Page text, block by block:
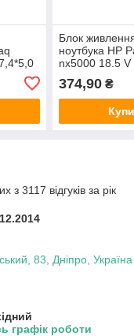
Блок
ноутбука HP
nx5000 18.5 V
374,90₴
з 3117 відгуків за рік
83, Дніпро, Україна
графік роботи